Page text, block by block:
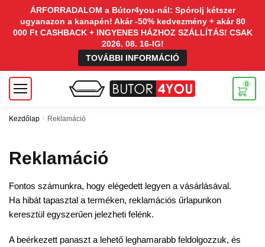
ÁRFORRADALOM a Bútor4you-nál: Spórolj kétszer
ugyanazon a kanapén! Akár -50% kedvezmény + akár 80
000 Ft CASHBACK + INGYENES HÁZHOZ SZÁLLÍTÁS! CSAK
2026. 08. 16-IG!
TOVÁBBI INFORMÁCIÓ
0
Kezdőlap / Reklamáció
Reklamáció
Fontos számunkra, hogy elégedett legyen a vásárlásával.
Ha hibát tapasztal a terméken, reklamációs űrlapunkon
keresztül egyszerűen jelezheti felénk.
A beérkezett panaszt a lehető leghamarabb feldolgozzuk, és